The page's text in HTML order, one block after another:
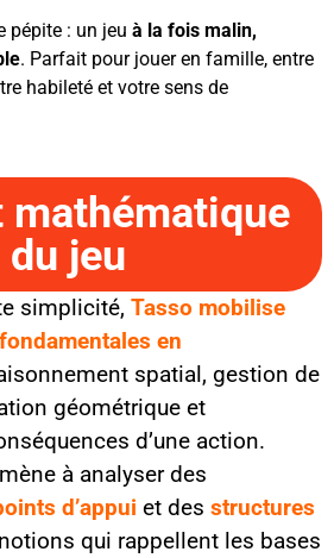
pépite : un jeu à la fois malin,
. Parfait pour jouer en famille, entre
habileté et votre sens de
mathématique
du jeu
simplicité, Tasso mobilise
en
spatial, gestion de
géométrique et
d’une action.
à analyser des
d’appui et des structures
qui rappellent les bases